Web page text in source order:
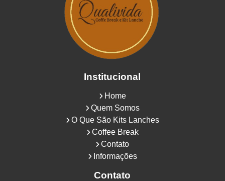
Institucional
Home
Quem Somos
O Que São Kits Lanches
Coffee Break
Contato
Informações
Contato